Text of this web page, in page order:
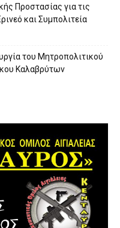
Προστασίας για τις
και Συμπολιτεία
του Μητροπολιτικού
Καλαβρύτων